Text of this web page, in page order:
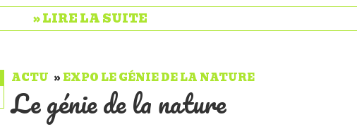
» LIRE LA SUITE
ACTU EXPO LE GÉNIE DE LA NATURE
Le génie de la nature